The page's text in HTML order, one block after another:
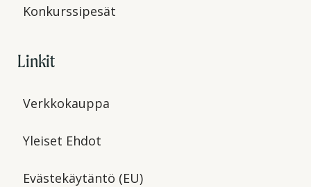
Konkurssipesät
Linkit
Verkkokauppa
Yleiset Ehdot
Evästekäytäntö (EU)